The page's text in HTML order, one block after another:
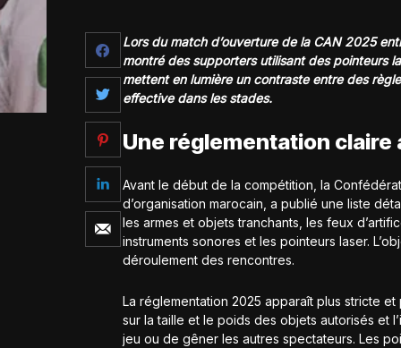
Lors du match d’ouverture de la CAN 2025
montré des supporters utilisant des pointeurs
mettent en lumière un contraste entre des
effective dans les stades.
Une réglementation
Avant le début de la compétition, la
d’organisation marocain, a publié une liste
les armes et objets tranchants, les feux
instruments sonores et les pointeurs laser.
déroulement des rencontres.
La réglementation 2025 apparaît plus stricte
sur la taille et le poids des objets autorisés et
jeu ou de gêner les autres spectateurs. Les